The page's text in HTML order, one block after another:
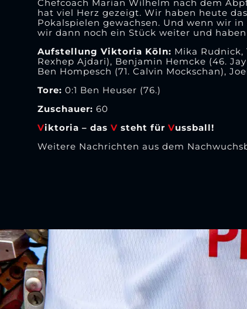
Chefcoach Marian Wilhelm nach dem
hat viel Herz gezeigt. Wir haben heute
Pokalspielen gewachsen. Und wenn wir
wir dann noch ein Stück weiter und
Aufstellung Viktoria Köln: Mika
Rexhep Ajdari), Benjamin Hemcke (46.
Ben Hompesch (71. Calvin Mockschan),
Tore: 0:1 Ben Heuser (76.)
Zuschauer: 60
Viktoria – das Vsteht für Vussball!
Weitere Nachrichten aus dem